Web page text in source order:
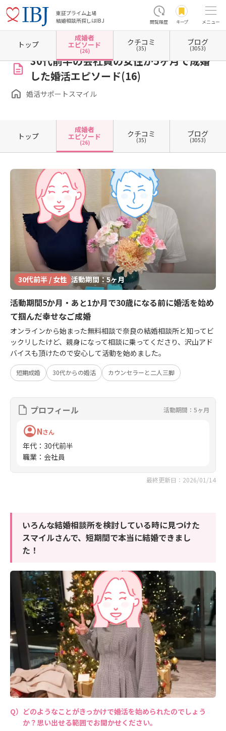
東証プライム上場
結婚相談所探しはIBJ
閲覧履歴 キープ メニュー
ホーム 奈良県の結婚相談所 婚活サポートスマイル 成婚者エピソード一覧 成婚者エ
30代前半の会社員の女性が5ヶ月で成婚
した婚活エピソード(16)
婚活サポートスマイル
トップ
成婚者
エピソード
(26)
クチコミ
(35)
ブログ
(3053)
トップ
成婚者
エピソード
(26)
クチコミ
(35)
ブログ
(3053)
30代前半 / 女性 活動期間：5ヶ月
活動期間5か月・あと1か月で30歳になる前に婚活を始め
て掴んだ幸せなご成婚
オンラインから始まった無料相談で奈良の結婚相談所と知ってビ
ックリしたけど、親身になって相談に乗ってくださり、沢山アド
バイスも頂けたので安心して活動を始めました。
短期成婚 30代からの婚活 カウンセラーと二人三脚
プロフィール 活動期間：5ヶ月
Nさん
年代 ： 30代前半
職業 ： 会社員
最終更新日：2026/01/14
いろんな結婚相談所を検討している時に見つけた
スマイルさんで、短期間で本当に結婚できまし
た！
どのようなことがきっかけで婚活を始められたのでしょう
か？思い出せる範囲でお聞かせください。